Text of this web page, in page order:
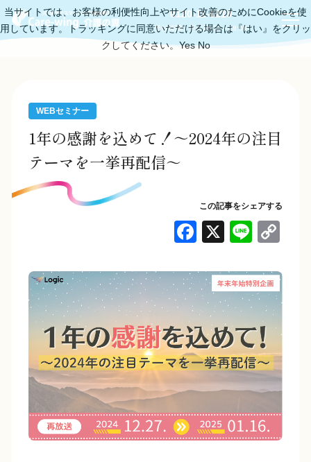
0120-11-6219
受付時間：平日10:00～18:00
WEBセミナー
1年の感謝を込めて！～2024年の注目
テーマを一挙再配信～
この記事をシェアする
F
c
e
b
o
o
k
X Li
e
当サイトでは、お客様の利便性向上やサイト改善のためにCookieを使
用しています。トラッキングに同意いただける場合は『はい』をクリッ
クしてください。Yes No